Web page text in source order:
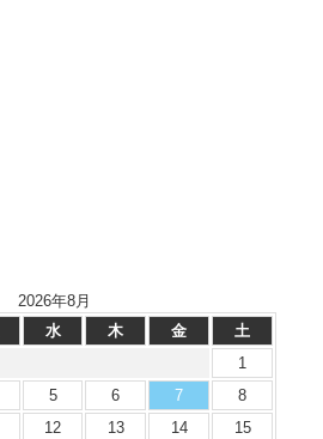
2026年8月
水 木 金
土
1
5 6 7
8
12 13 14
15